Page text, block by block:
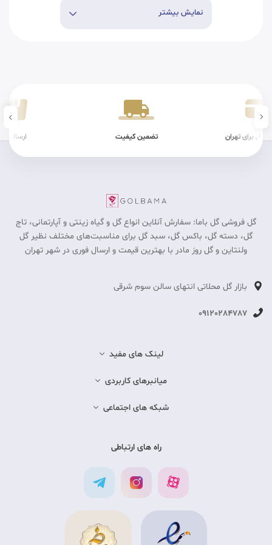
نمایش بیشتر
تضمین کیفیت ارسال سریع
گل فروشی گل باما: سفارش آنلاین انواع گل و گیاه زینتی و آپارتمانی، تاج
گل، دسته گل، باکس گل، سبد گل برای مناسبت‎‌های مختلف نظیر گل
ولنتاین و گل روز مادر با بهترین قیمت و ارسال فوری در شهر تهران
بازار گل محلاتی انتهای سالن سوم شرقی
09120284787
لینک های مفید
میانبرهای کاربردی
شبکه های اجتماعی
راه های ارتباطی